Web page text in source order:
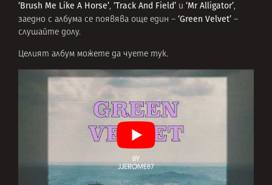
‘Brush Me Like A Horse’, ‘Track And Field’ и ‘Mr Alligator’,
заедно с албума се появява още един – ‘Green Velvet’ –
слушайте долу.
Целият албум можете да чуете тук.